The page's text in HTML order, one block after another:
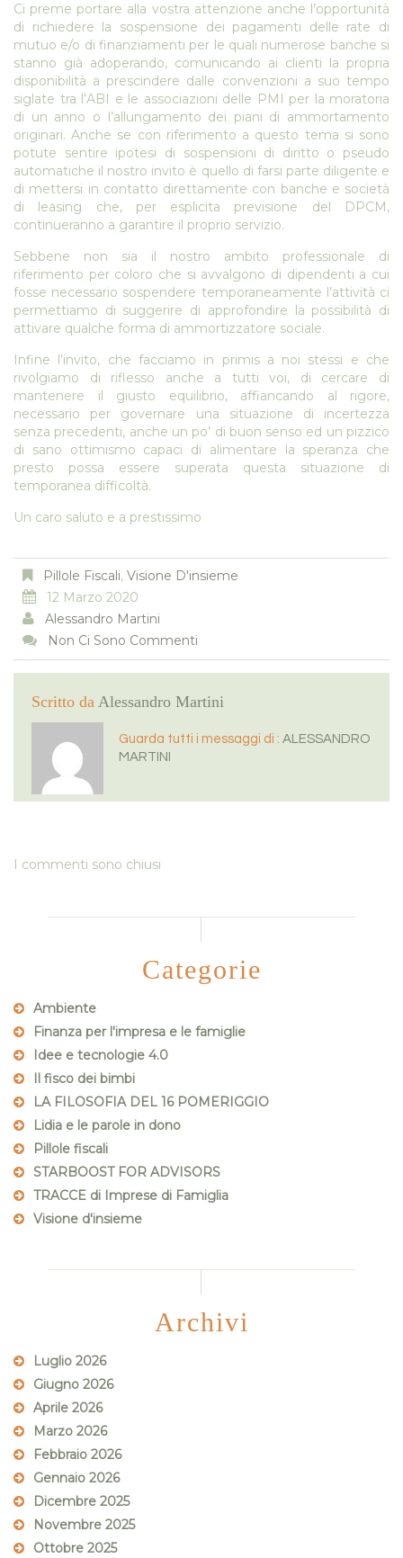
Ci preme portare alla vostra attenzione anche l’opportunità
di richiedere la sospensione dei pagamenti delle rate di
mutuo e/o di finanziamenti per le quali numerose banche si
stanno già adoperando, comunicando ai clienti la propria
disponibilità a prescindere dalle convenzioni a suo tempo
siglate tra l’ABI e le associazioni delle PMI per la moratoria
di un anno o l’allungamento dei piani di ammortamento
originari. Anche se con riferimento a questo tema si sono
potute sentire ipotesi di sospensioni di diritto o pseudo
automatiche il nostro invito è quello di farsi parte diligente e
di mettersi in contatto direttamente con banche e società
di leasing che, per esplicita previsione del DPCM,
continueranno a garantire il proprio servizio.
Sebbene non sia il nostro ambito professionale di
riferimento per coloro che si avvalgono di dipendenti a cui
fosse necessario sospendere temporaneamente l’attività ci
permettiamo di suggerire di approfondire la possibilità di
attivare qualche forma di ammortizzatore sociale.
Infine l’invito, che facciamo in primis a noi stessi e che
rivolgiamo di riflesso anche a tutti voi, di cercare di
mantenere il giusto equilibrio, affiancando al rigore,
necessario per governare una situazione di incertezza
senza precedenti, anche un po’ di buon senso ed un pizzico
di sano ottimismo capaci di alimentare la speranza che
presto possa essere superata questa situazione di
temporanea difficoltà.
Un caro saluto e a prestissimo
Pillole Fiscali, Visione D'insieme
12 Marzo 2020
Alessandro Martini
Non Ci Sono Commenti
Scritto da Alessandro Martini
Guarda tutti i messaggi di : ALESSANDRO
MARTINI
I commenti sono chiusi
Categorie
Ambiente
Finanza per l'impresa e le famiglie
Idee e tecnologie 4.0
Il fisco dei bimbi
LA FILOSOFIA DEL 16 POMERIGGIO
Lidia e le parole in dono
Pillole fiscali
STARBOOST FOR ADVISORS
TRACCE di Imprese di Famiglia
Visione d'insieme
Archivi
Luglio 2026
Giugno 2026
Aprile 2026
Marzo 2026
Febbraio 2026
Gennaio 2026
Dicembre 2025
Novembre 2025
Ottobre 2025